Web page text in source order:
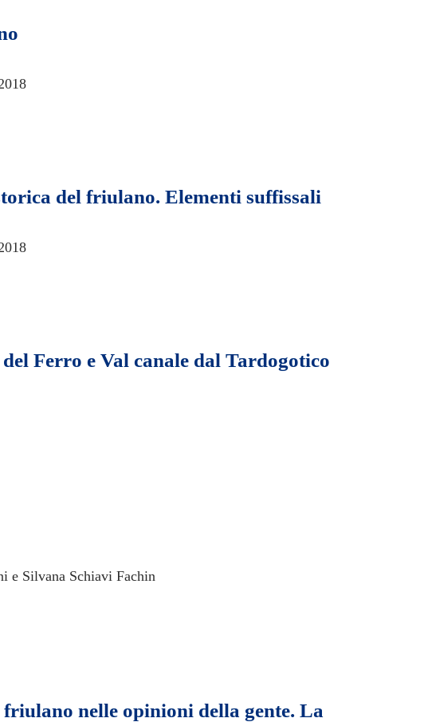
del friulano. Elementi suffissali
Ferro e Val canale dal Tardogotico
e Silvana Schiavi Fachin
nelle opinioni della gente. La